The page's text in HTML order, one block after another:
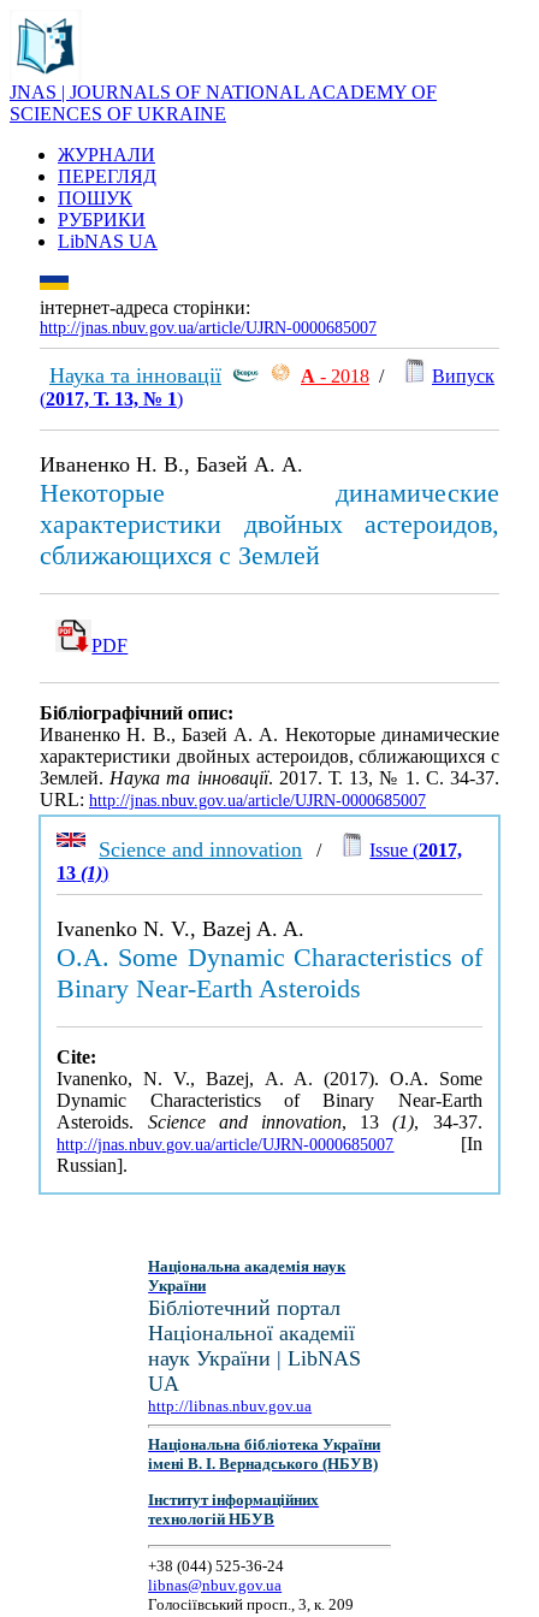
JNAS | JOURNALS OF NATIONAL ACADEMY OF
SCIENCES OF UKRAINE
ЖУРНАЛИ
ПЕРЕГЛЯД
ПОШУК
РУБРИКИ
LibNAS UA
інтернет-адреса сторінки:
http://jnas.nbuv.gov.ua/article/UJRN-0000685007
Наука та інновації А - 2018 /
Випуск
(2017, Т. 13, № 1)
Иваненко Н. В., Базей А. А.
Некоторые динамические
характеристики двойных астероидов,
сближающихся с Землей
PDF
Бібліографічний опис:
Иваненко Н. В., Базей А. А. Некоторые динамические
характеристики двойных астероидов, сближающихся с
Землей.Наука та інновації. 2017. Т. 13, № 1. С. 34-37.
URL: http://jnas.nbuv.gov.ua/article/UJRN-0000685007
Science and innovation / Issue (2017,
13(1))
Ivanenko N. V., Bazej A. A.
O.A. Some Dynamic Characteristics of
Binary Near-Earth Asteroids
Cite:
Ivanenko, N. V., Bazej, A. A. (2017). O.A. Some
Dynamic Characteristics of Binary Near-Earth
Asteroids. Science and innovation, 13(1), 34-37.
http://jnas.nbuv.gov.ua/article/UJRN-0000685007 [In
Russian].
Національна академія наук
України
Бібліотечний портал
Національної академії
наук України | LibNAS
UA
http://libnas.nbuv.gov.ua
Національна бібліотека України
імені В. І. Вернадського (НБУВ)
Інститут інформаційних
технологій НБУВ
+38 (044) 525-36-24
libnas@nbuv.gov.ua
Голосіївський просп., 3, к. 209